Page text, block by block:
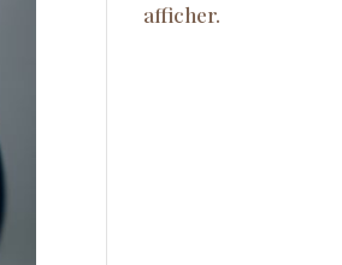
afficher.